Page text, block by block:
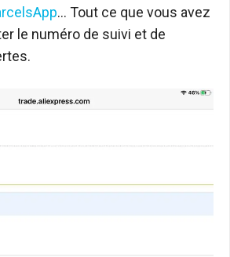
… Tout ce que vous avez
le numéro de suivi et de